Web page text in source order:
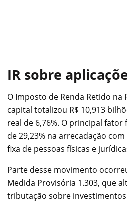
IR sobre
O Imposto de Renda Retido na
capital totalizou R$ 10,913
real de 6,76%. O principal
de 29,23% na arrecadação
fixa de pessoas físicas e
Parte desse movimento
Medida Provisória 1.303, que
tributação sobre